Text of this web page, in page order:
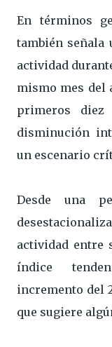
En términos
también señala
actividad
mismo mes del
primeros diez
disminución
un escenario
Desde una
actividad entre
índice
incremento del
que sugiere